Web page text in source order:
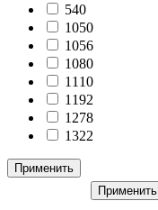
540
1050
1056
1080
1110
1192
1278
1322
Применить
Применить